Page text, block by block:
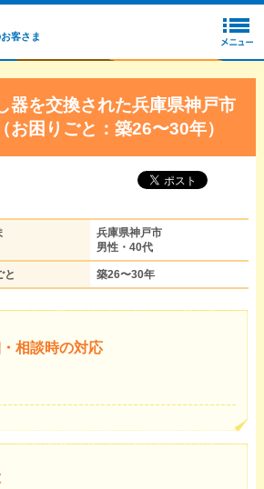
客さま
器を交換された兵庫県神戸市
お困りごと：築26〜30年）
兵庫県神戸市
男性・40代
と 築26〜30年
相談時の対応